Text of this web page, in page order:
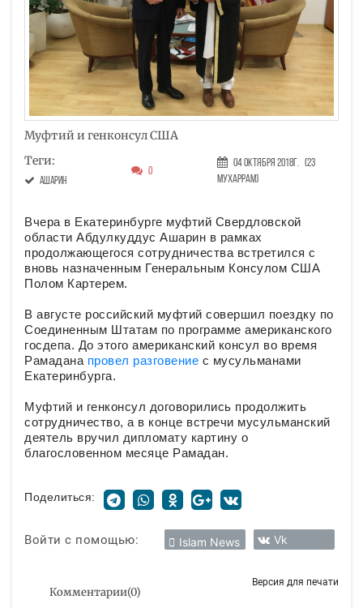
Муфтий и генконсул США
Теги:
Ашарин
0
04 Октября 2018г. (23
Мухаррам)
Вчера в Екатеринбурге муфтий Свердловской
области Абдулкуддус Ашарин в рамках
продолжающегося сотрудничества встретился с
вновь назначенным Генеральным Консулом США
Полом Картерем.
В августе российский муфтий совершил поездку по
Соединенным Штатам по программе американского
госдепа. До этого американский консул во время
Рамадана провел разговение с мусульманами
Екатеринбурга.
Муфтий и генконсул договорились продолжить
сотрудничество, а в конце встречи мусульманский
деятель вручил дипломату картину о
благословенном месяце Рамадан.
Поделиться:
Войти с помощью: Islam News Vk
Комментарии(0)
Версия для печати